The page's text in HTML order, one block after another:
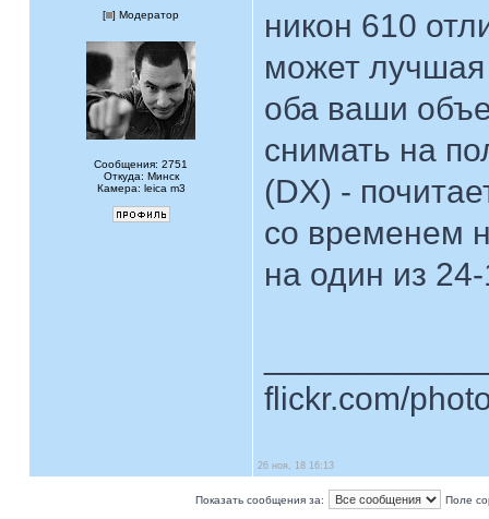
[ ] Модератор
Сообщения: 2751
Откуда: Минск
Камера: leica m3
никон 610
может лучшая
оба ваши
снимать на
(DX) -
со временем
на один из
flickr.com/
26 ноя, 18 16:13
Показать сообщения за: Поле